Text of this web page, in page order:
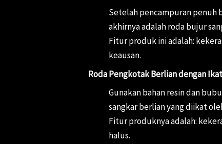
Setelah pencampuran penuh
akhirnya adalah roda bujur
Fitur produk ini adalah:
keausan.
Roda Pengkotak Berlian dengan
Gunakan bahan resin dan
sangkar berlian yang diikat
Fitur produknya adalah:
halus.